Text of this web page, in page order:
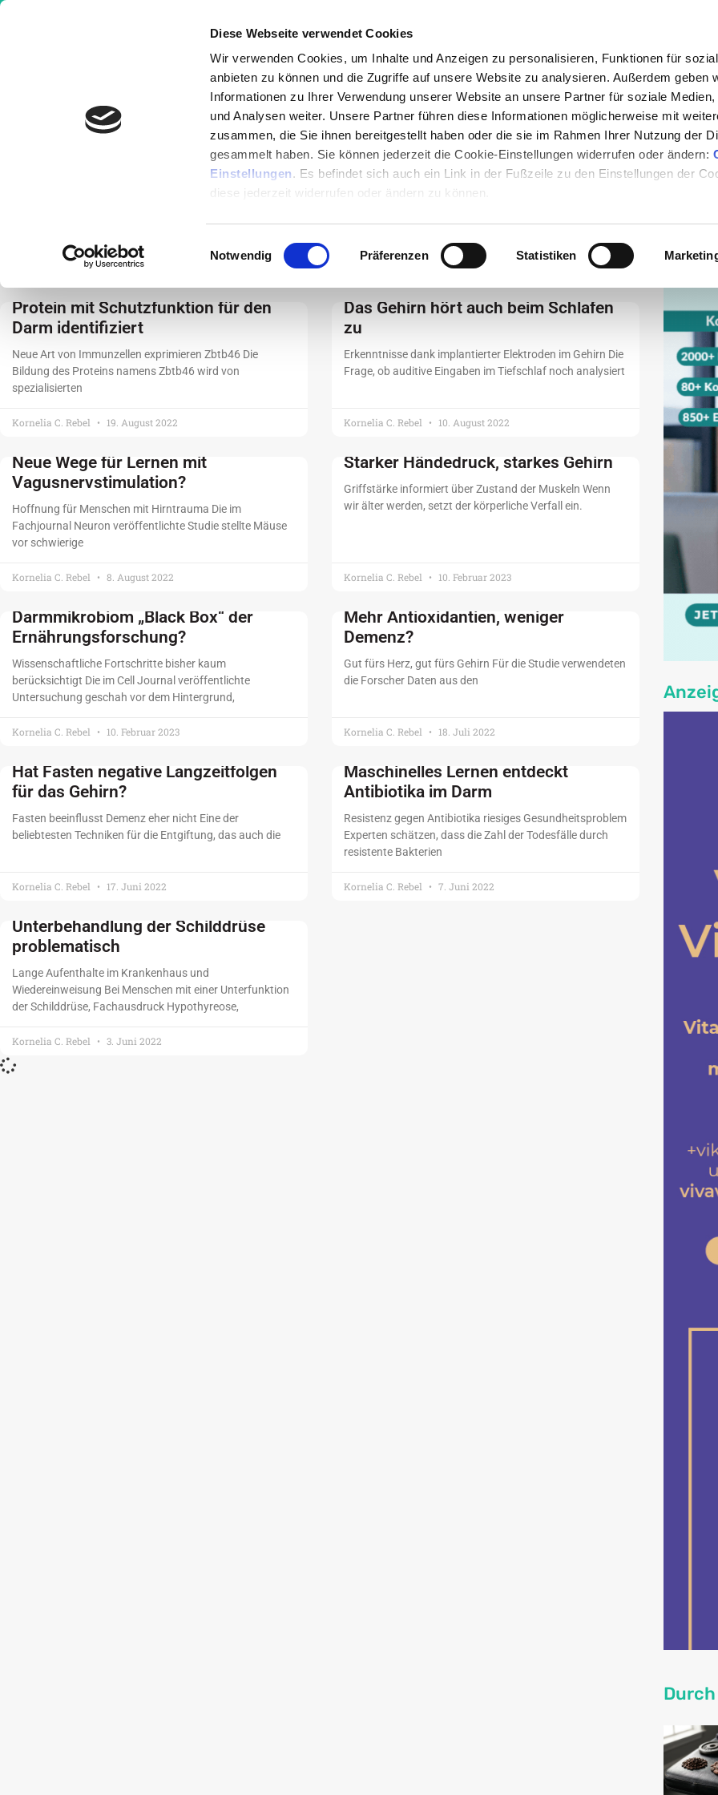
Diese Webseite verwendet Cookies
Wir verwenden Cookies, um Inhalte und Anzeigen zu personalisieren, Funktionen für
anbieten zu können und die Zugriffe auf unsere Website zu analysieren. Außerdem geben
Informationen zu Ihrer Verwendung unserer Website an unsere Partner für soziale Medien,
und Analysen weiter. Unsere Partner führen diese Informationen möglicherweise mit
zusammen, die Sie ihnen bereitgestellt haben oder die sie im Rahmen Ihrer Nutzung der
gesammelt haben. Sie können jederzeit die Cookie-Einstellungen widerrufen oder ändern:
Einstellungen. Es befindet sich auch ein Link in der Fußzeile zu den Einstellungen der
diese jederzeit widerrufen oder ändern zu können.
Einwilligungsauswahl
Notwendig Präferenzen Statistiken
Wissen Ernährung Krankheiten Nachrichten Rezepte Events
Leeren und Löschen => Kankheiten übertragen etc
Protein mit Schutzfunktion für den
Darm identifiziert
Neue Art von Immunzellen exprimieren Zbtb46 Die
Bildung des Proteins namens Zbtb46 wird von
spezialisierten
Kornelia C. Rebel 19. August 2022
Das Gehirn hört auch beim Schlafen
zu
Erkenntnisse dank implantierter Elektroden im Gehirn Die
Frage, ob auditive Eingaben im Tiefschlaf noch analysiert
Kornelia C. Rebel 10. August 2022
Neue Wege für Lernen mit
Vagusnervstimulation?
Hoffnung für Menschen mit Hirntrauma Die im
Fachjournal Neuron veröffentlichte Studie stellte Mäuse
vor schwierige
Kornelia C. Rebel 8. August 2022
Starker Händedruck, starkes Gehirn
Griffstärke informiert über Zustand der Muskeln Wenn
wir älter werden, setzt der körperliche Verfall ein.
Kornelia C. Rebel 10. Februar 2023
Darmmikrobiom „Black Box“ der
Ernährungsforschung?
Wissenschaftliche Fortschritte bisher kaum
berücksichtigt Die im Cell Journal veröffentlichte
Untersuchung geschah vor dem Hintergrund,
Kornelia C. Rebel 10. Februar 2023
Mehr Antioxidantien, weniger
Demenz?
Gut fürs Herz, gut fürs Gehirn Für die Studie verwendeten
die Forscher Daten aus den
Kornelia C. Rebel 18. Juli 2022
Hat Fasten negative Langzeitfolgen
für das Gehirn?
Fasten beeinflusst Demenz eher nicht Eine der
beliebtesten Techniken für die Entgiftung, das auch die
Kornelia C. Rebel 17. Juni 2022
Maschinelles Lernen entdeckt
Antibiotika im Darm
Resistenz gegen Antibiotika riesiges Gesundheitsproblem
Experten schätzen, dass die Zahl der Todesfälle durch
resistente Bakterien
Kornelia C. Rebel 7. Juni 2022
Unterbehandlung der Schilddrüse
problematisch
Lange Aufenthalte im Krankenhaus und
Wiedereinweisung Bei Menschen mit einer Unterfunktion
der Schilddrüse, Fachausdruck Hypothyreose,
Kornelia C. Rebel 3. Juni 2022